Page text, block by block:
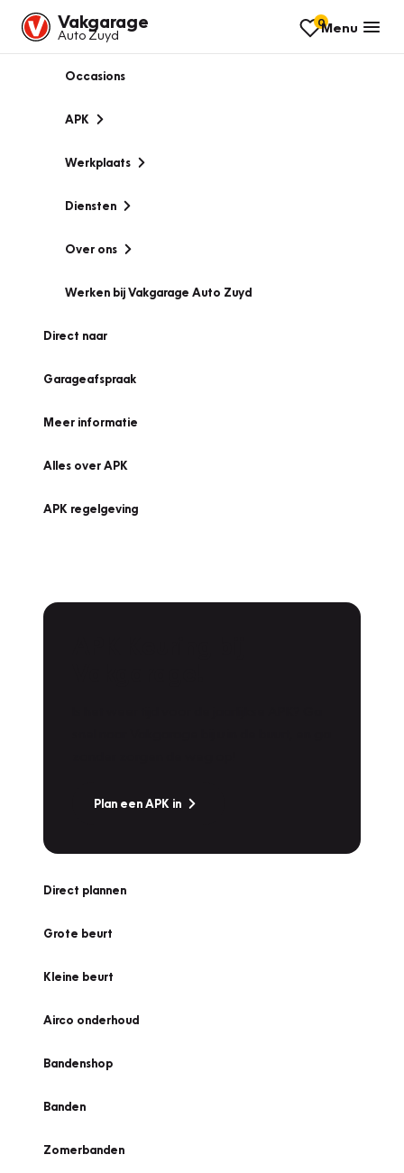
Vakgarage
Auto Zuyd
0Menu
Occasions
APK
Werkplaats
Diensten
Over ons
Werken bij Vakgarage Auto Zuyd
Direct naar
Garageafspraak
Meer informatie
Alles over APK
APK regelgeving
Plan een APK in
Direct plannen
Grote beurt
Kleine beurt
Airco onderhoud
Bandenshop
Banden
Zomerbanden